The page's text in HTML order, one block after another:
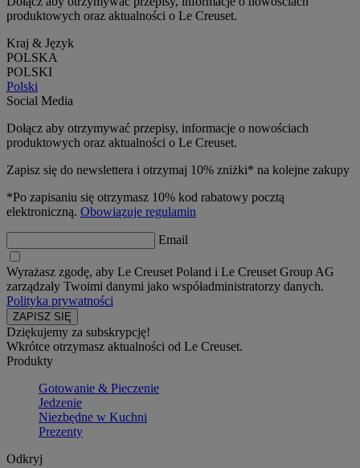
produktowych oraz aktualności o Le Creuset.
Kraj & Język
POLSKA
POLSKI
Polski
Social Media
Dołącz aby otrzymywać przepisy, informacje o nowościach
produktowych oraz aktualności o Le Creuset.
Zapisz się do newslettera i otrzymaj 10% zniżki* na kolejne zakupy
*Po zapisaniu się otrzymasz 10% kod rabatowy pocztą
elektroniczną. Obowiązuje regulamin
Email
Wyrażasz zgodę, aby Le Creuset Poland i Le Creuset Group AG
zarządzały Twoimi danymi jako współadministratorzy danych.
Polityka prywatności
Dziękujemy za subskrypcję!
Wkrótce otrzymasz aktualności od Le Creuset.
Produkty
Gotowanie & Pieczenie
Jedzenie
Niezbędne w Kuchni
Prezenty
Odkryj